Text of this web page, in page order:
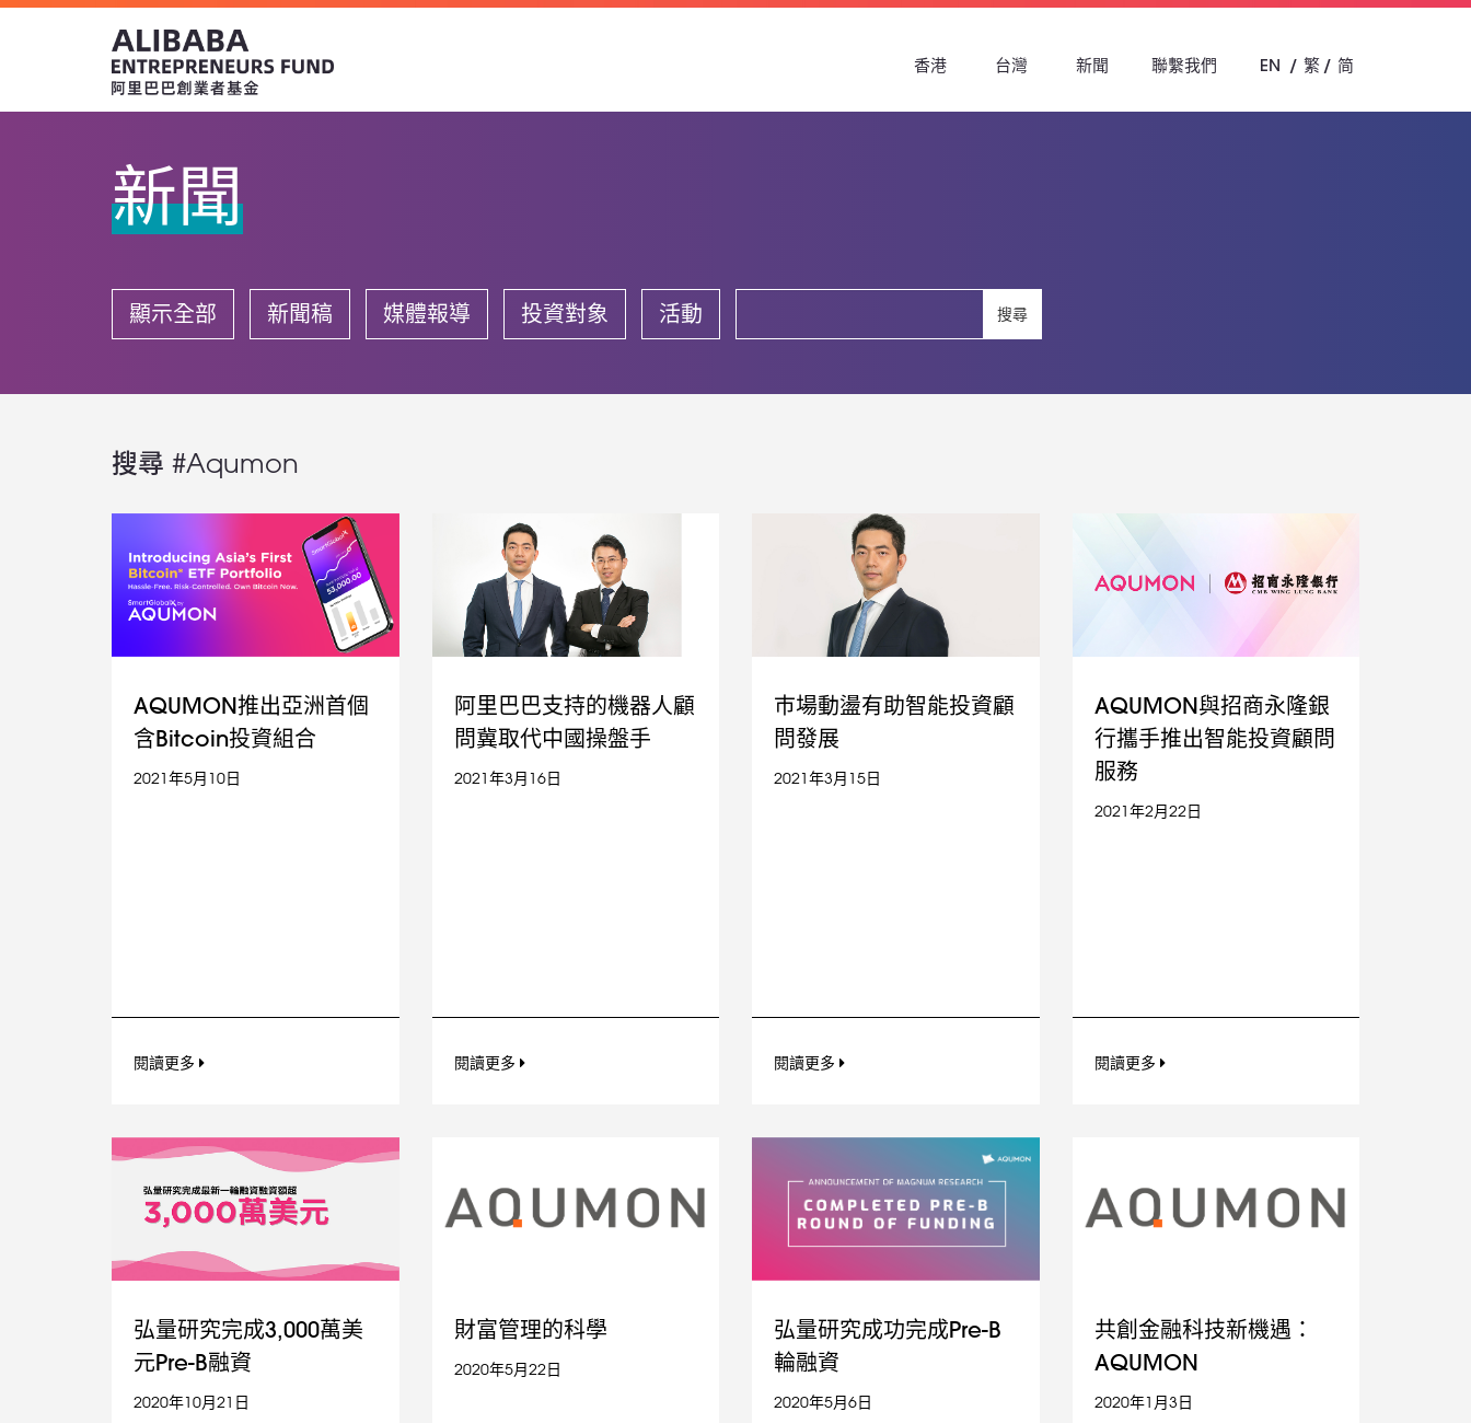
香港 台灣 新聞 聯繫我們 EN 繁 简
新聞
顯示全部 新聞稿 媒體報導 投資對象 活動 搜尋
搜尋 #Aqumon
AQUMON推出亞洲首個
含Bitcoin投資組合
2021年5月10日
閱讀更多
阿里巴巴支持的機器人顧
問冀取代中國操盤手
2021年3月16日
閱讀更多
巿場動盪有助智能投資顧
問發展
2021年3月15日
閱讀更多
AQUMON與招商永隆銀
行攜手推出智能投資顧問
服務
2021年2月22日
閱讀更多
弘量研究完成3,000萬美
元Pre-B融資
2020年10月21日
財富管理的科學
2020年5月22日
弘量研究成功完成Pre-B
輪融資
2020年5月6日
共創金融科技新機遇：
AQUMON
2020年1月3日